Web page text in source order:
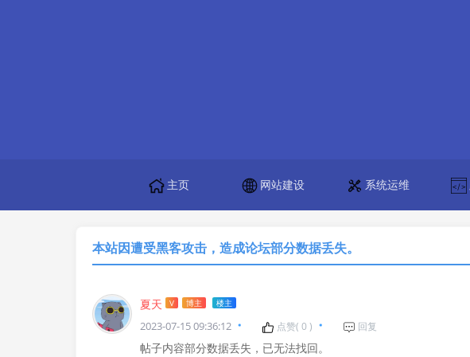
主页 网站建设 系统运维
本站因遭受黑客攻击，造成论坛部分数据丢失。
夏天 V 博主 楼主
2023-07-15 09:36:12
点赞( 0 ) 回复
帖子内容部分数据丢失，已无法找回。